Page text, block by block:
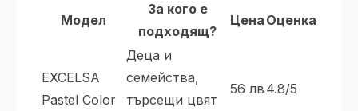
Модел
За кого е
подходящ?
Цена Оценка
EXCELSA
Pastel Color
Деца и
семейства,
търсещи цвят
56 лв 4.8/5